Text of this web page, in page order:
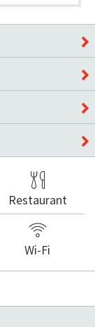
Restaurant
Wi-Fi